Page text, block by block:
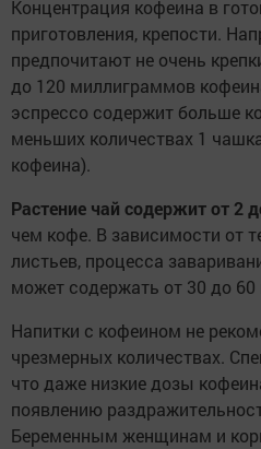
Концентрация кофеина в
приготовления, крепости.
предпочитают не очень
до 120 миллиграммов
эспрессо содержит больше
меньших количествах 1
кофеина).
Растение чай содержит от 2
чем кофе. В зависимости от
листьев, процесса
может содержать от 30 до 60
Напитки с кофеином не
чрезмерных количествах.
что даже низкие дозы
появлению
Беременным женщинам и